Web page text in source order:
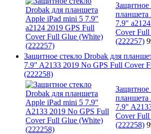
Защитное
планшета
7.9"
Cover
(222257)
Защитное стекло Drobak для
7.9" A2133 2019 No GPS Full Cover
(222258)
Защитное
планшета
7.9"
Cover
(222258)